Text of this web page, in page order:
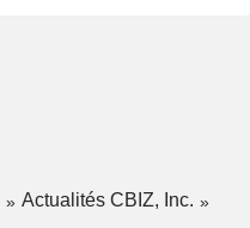
Actualités CBIZ, Inc.